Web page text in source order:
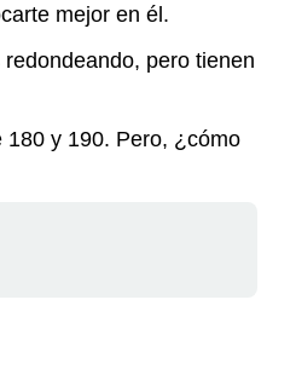
Ejemplo
Ejercicio
mejor en él.
pero tienen
180 y 190. Pero, ¿cómo